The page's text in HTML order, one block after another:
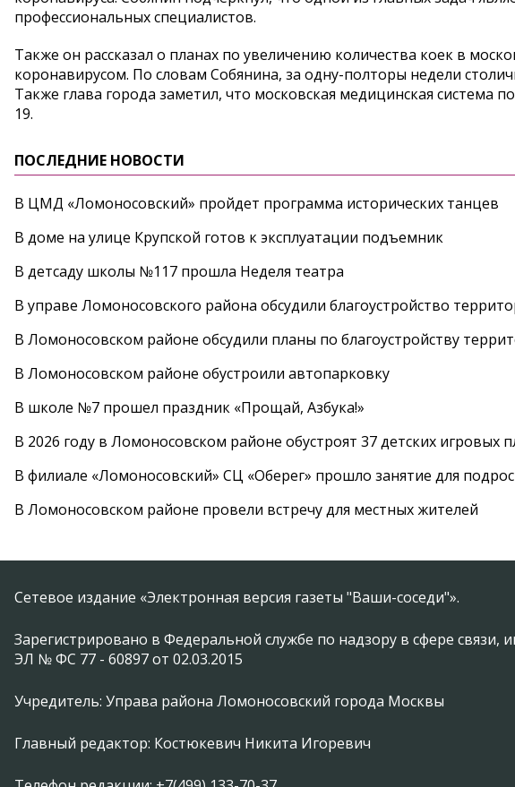
профессиональных специалистов.
Также он рассказал о планах по увеличению количества коек в
коронавирусом. По словам Собянина, за одну-полторы недели
Также глава города заметил, что московская медицинская система
19.
ПОСЛЕДНИЕ НОВОСТИ
В ЦМД «Ломоносовский» пройдет программа исторических танцев
В доме на улице Крупской готов к эксплуатации подъемник
В детсаду школы №117 прошла Неделя театра
В управе Ломоносовского района обсудили благоустройство
В Ломоносовском районе обсудили планы по благоустройству
В Ломоносовском районе обустроили автопарковку
В школе №7 прошел праздник «Прощай, Азбука!»
В 2026 году в Ломоносовском районе обустроят 37 детских игровых
В филиале «Ломоносовский» СЦ «Оберег» прошло занятие для
В Ломоносовском районе провели встречу для местных жителей
Сетевое издание «Электронная версия газеты "Ваши-соседи"».
Зарегистрировано в Федеральной службе по надзору в сфере
ЭЛ № ФС 77 - 60897 от 02.03.2015
Учредитель: Управа района Ломоносовский города Москвы
Главный редактор: Костюкевич Никита Игоревич